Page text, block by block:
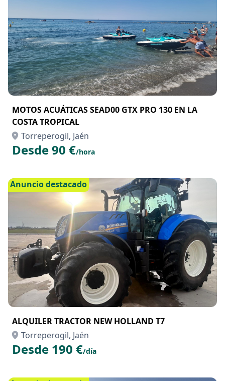
MOTOS ACUÁTICAS SEAD00 GTX PRO 130 EN LA
COSTA TROPICAL
Torreperogil, Jaén
Desde 90 €/hora
Anuncio destacado
ALQUILER TRACTOR NEW HOLLAND T7
Torreperogil, Jaén
Desde 190 €/día